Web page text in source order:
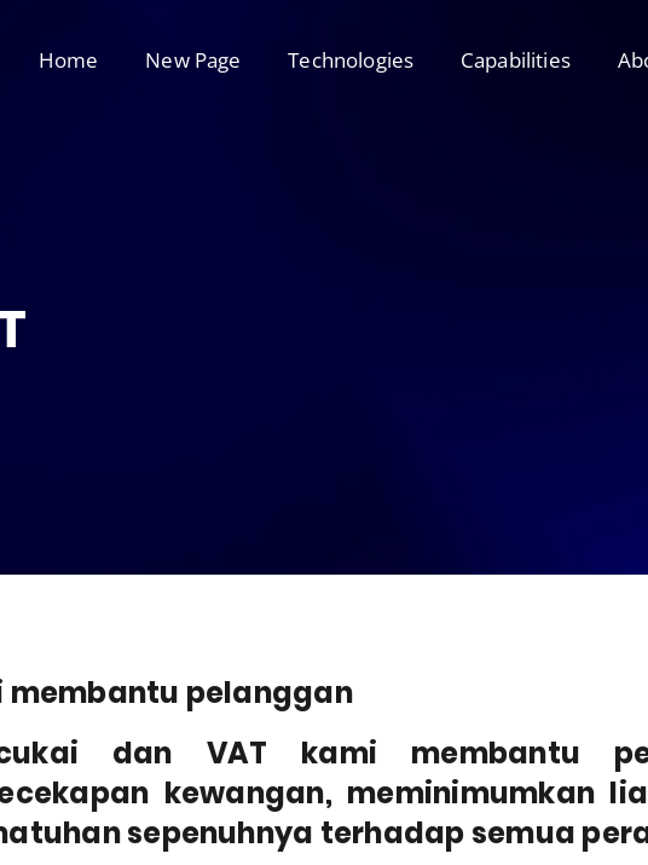
Home New Page Technologies Capabilities
membantu pelanggan
dan VAT kami membantu
kewangan, meminimumkan
sepenuhnya terhadap semua